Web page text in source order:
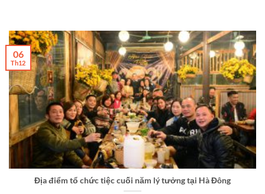
Địa điểm tổ chức tiệc cuối năm lý tưởng tại Hà Đông
06
Th12